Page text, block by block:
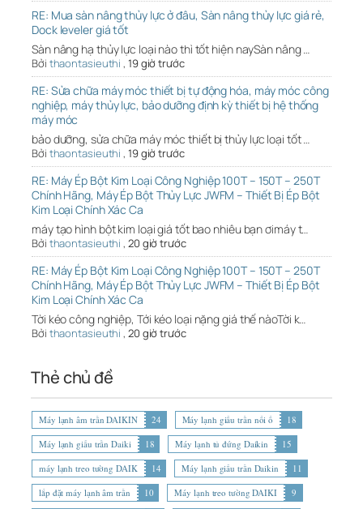
RE: Mua sàn nâng thủy lực ở đâu, Sàn nâng thủy lực giá rẻ,
Dock leveler giá tốt
Sàn nâng hạ thủy lực loại nào thì tốt hiện naySàn nâng …
Bởi thaontasieuthi , 19 giờ trước
RE: Sửa chữa máy móc thiết bị tự động hóa, máy móc công
nghiệp, máy thủy lực, bảo dưỡng định kỳ thiết bị hệ thống
máy móc
bảo dưỡng, sửa chữa máy móc thiết bị thủy lực loại tốt …
Bởi thaontasieuthi , 19 giờ trước
RE: Máy Ép Bột Kim Loại Công Nghiệp 100T – 150T – 250T
Chính Hãng, Máy Ép Bột Thủy Lực JWFM – Thiết Bị Ép Bột
Kim Loại Chính Xác Ca
máy tạo hình bột kim loại giá tốt bao nhiêu bạn ơimáy t…
Bởi thaontasieuthi , 20 giờ trước
RE: Máy Ép Bột Kim Loại Công Nghiệp 100T – 150T – 250T
Chính Hãng, Máy Ép Bột Thủy Lực JWFM – Thiết Bị Ép Bột
Kim Loại Chính Xác Ca
Tời kéo công nghiệp, Tới kéo loại nặng giá thế nàoTời k…
Bởi thaontasieuthi , 20 giờ trước
Thẻ chủ đề
Máy lạnh âm trần DAIKIN 24 Máy lạnh giấu trần nối ố
18
Máy lạnh giấu trần Daiki
18 Máy lạnh tủ đứng Daikin
15
máy lạnh treo tường DAIK
14 Máy lạnh giấu trần Daikin
11
lắp đặt máy lạnh âm trần
10 Máy lạnh treo tường DAIKI
9